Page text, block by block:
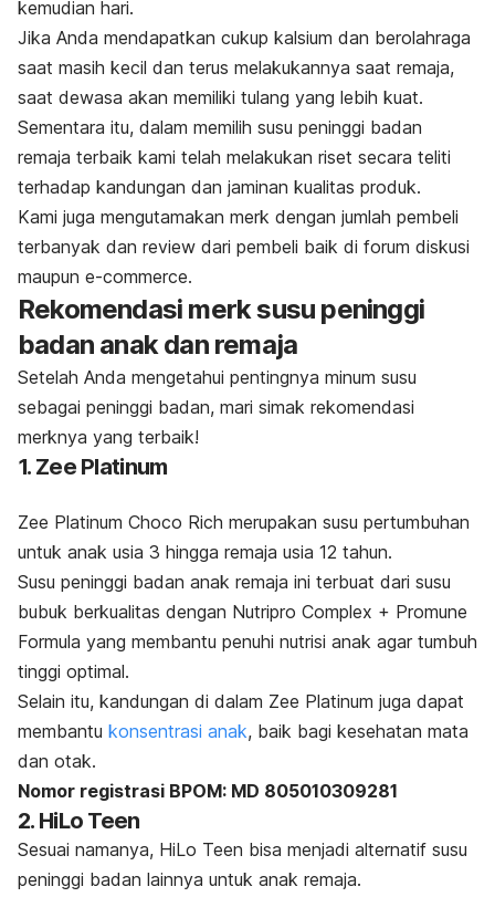
kemudian hari.
Jika Anda mendapatkan cukup kalsium dan berolahraga
saat masih kecil dan terus melakukannya saat remaja,
saat dewasa akan memiliki tulang yang lebih kuat.
Sementara itu, dalam memilih susu peninggi badan
remaja terbaik kami telah melakukan riset secara teliti
terhadap kandungan dan jaminan kualitas produk.
Kami juga mengutamakan merk dengan jumlah pembeli
terbanyak dan review dari pembeli baik di forum diskusi
maupun e-commerce.
Rekomendasi merksusu peninggi
badan anak dan remaja
Setelah Anda mengetahui pentingnya minum susu
sebagai peninggi badan, mari simak rekomendasi
merknya yang terbaik!
1. Zee Platinum
Zee Platinum Choco Rich merupakan susu pertumbuhan
untuk anak usia 3 hingga remaja usia 12 tahun.
Susu peninggi badan anak remaja ini terbuat dari susu
bubuk berkualitas dengan Nutripro Complex + Promune
Formula yang membantu penuhi nutrisi anak agar tumbuh
tinggi optimal.
Selain itu, kandungan di dalam Zee Platinum juga dapat
membantu konsentrasi anak, baik bagi kesehatan mata
dan otak.
Nomor registrasi BPOM: MD 805010309281
2. HiLo Teen
Sesuai namanya, HiLo Teen bisa menjadi alternatif susu
peninggi badan lainnya untuk anak remaja.